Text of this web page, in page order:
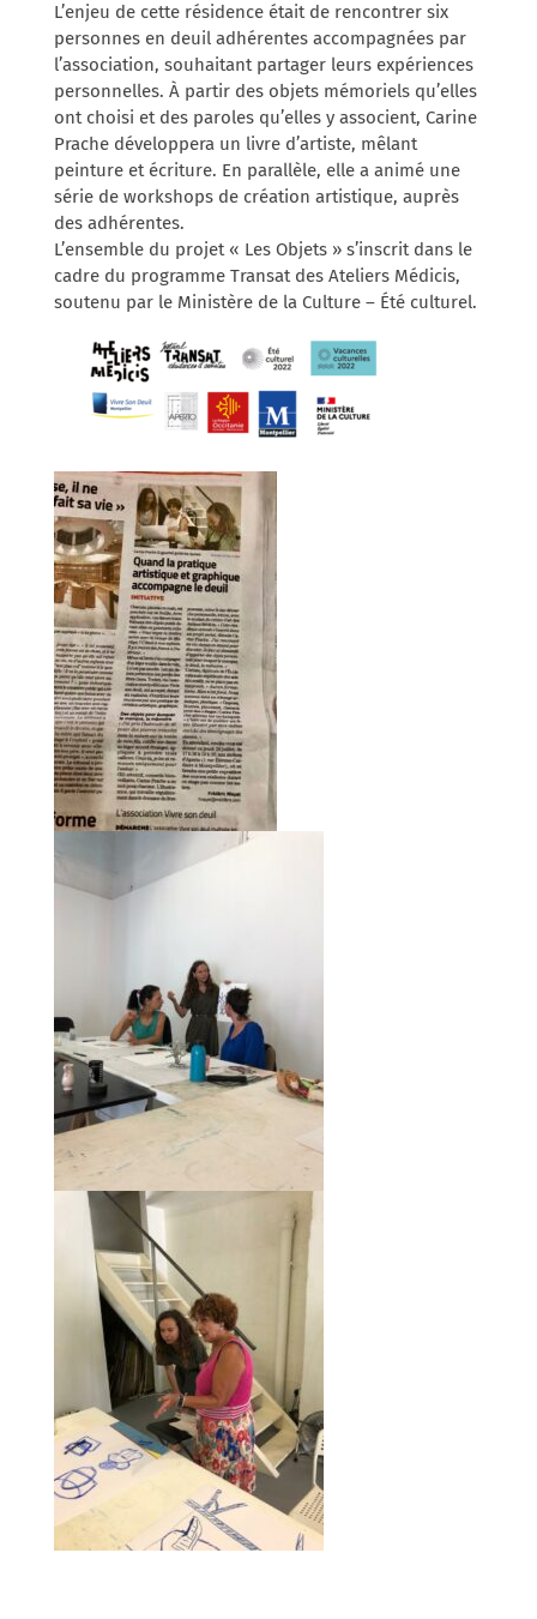
L’enjeu de cette résidence était de rencontrer six
personnes en deuil adhérentes accompagnées par
l’association, souhaitant partager leurs expériences
personnelles. À partir des objets mémoriels qu’elles
ont choisi et des paroles qu’elles y associent, Carine
Prache développera un livre d’artiste, mêlant
peinture et écriture. En parallèle, elle a animé une
série de workshops de création artistique, auprès
des adhérentes.
L’ensemble du projet « Les Objets » s’inscrit dans le
cadre du programme Transat des Ateliers Médicis,
soutenu par le Ministère de la Culture – Été culturel.